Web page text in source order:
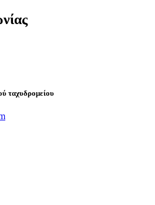
ταχυδρομείου